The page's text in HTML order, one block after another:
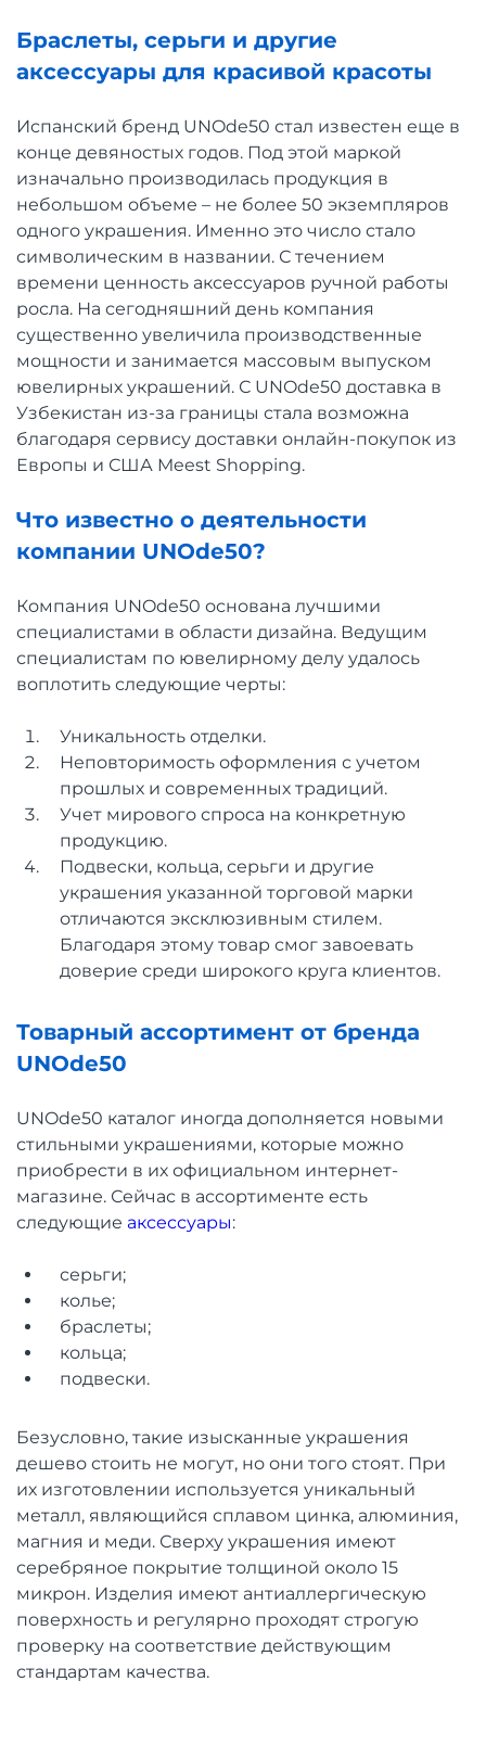
Браслеты, серьги и другие
аксессуары для красивой красоты
Испанский бренд UNOde50 стал известен еще в
конце девяностых годов. Под этой маркой
изначально производилась продукция в
небольшом объеме – не более 50 экземпляров
одного украшения. Именно это число стало
символическим в названии. С течением
времени ценность аксессуаров ручной работы
росла. На сегодняшний день компания
существенно увеличила производственные
мощности и занимается массовым выпуском
ювелирных украшений. С UNOde50 доставка в
Узбекистан из-за границы стала возможна
благодаря сервису доставки онлайн-покупок из
Европы и США Meest Shopping.
Что известно о деятельности
компании UNOde50?
Компания UNOde50 основана лучшими
специалистами в области дизайна. Ведущим
специалистам по ювелирному делу удалось
воплотить следующие черты:
Уникальность отделки.
Неповторимость оформления с учетом
прошлых и современных традиций.
Учет мирового спроса на конкретную
продукцию.
Подвески, кольца, серьги и другие
украшения указанной торговой марки
отличаются эксклюзивным стилем.
Благодаря этому товар смог завоевать
доверие среди широкого круга клиентов.
Товарный ассортимент от бренда
UNOde50
UNOde50 каталог иногда дополняется новыми
стильными украшениями, которые можно
приобрести в их официальном интернет-
магазине. Сейчас в ассортименте есть
следующие аксессуары:
серьги;
колье;
браслеты;
кольца;
подвески.
Безусловно, такие изысканные украшения
дешево стоить не могут, но они того стоят. При
их изготовлении используется уникальный
металл, являющийся сплавом цинка, алюминия,
магния и меди. Сверху украшения имеют
серебряное покрытие толщиной около 15
микрон. Изделия имеют антиаллергическую
поверхность и регулярно проходят строгую
проверку на соответствие действующим
стандартам качества.